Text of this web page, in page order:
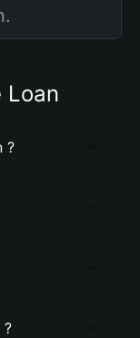
Loan
?
?